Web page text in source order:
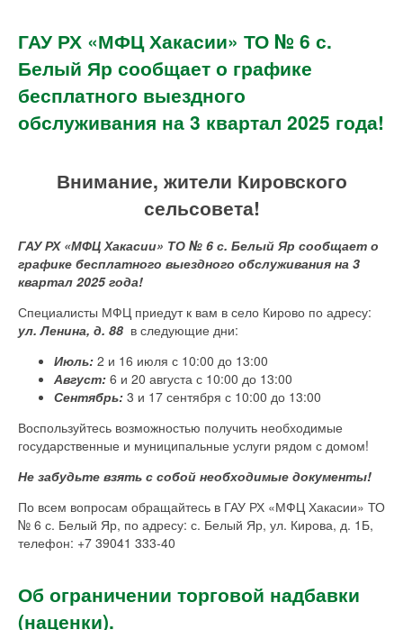
ГАУ РХ «МФЦ Хакасии» ТО № 6 с.
Белый Яр сообщает о графике
бесплатного выездного
обслуживания на 3 квартал 2025 года!
Внимание, жители Кировского
сельсовета!
ГАУ РХ «МФЦ Хакасии» ТО № 6 с. Белый Яр сообщает о
графике бесплатного выездного обслуживания на 3
квартал 2025 года!
Специалисты МФЦ приедут к вам в село Кирово по адресу:
ул. Ленина, д. 88 в следующие дни:
Июль: 2 и 16 июля с 10:00 до 13:00
Август: 6 и 20 августа с 10:00 до 13:00
Сентябрь: 3 и 17 сентября с 10:00 до 13:00
Воспользуйтесь возможностью получить необходимые
государственные и муниципальные услуги рядом с домом!
Не забудьте взять с собой необходимые документы!
По всем вопросам обращайтесь в ГАУ РХ «МФЦ Хакасии» ТО
№ 6 с. Белый Яр, по адресу: с. Белый Яр, ул. Кирова, д. 1Б,
телефон: +7 39041 333-40
Об ограничении торговой надбавки
(наценки).